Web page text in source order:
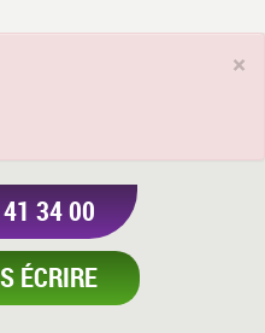
×
34 00
ÉCRIRE